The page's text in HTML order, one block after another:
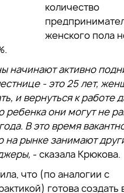
количество
женского пола
начинают активно
- это 25 лет,
и вернуться к работе
ребенка они могут не
В это время
рынке занимают
- сказала Крюкова.
что (по аналогии с
готова создать